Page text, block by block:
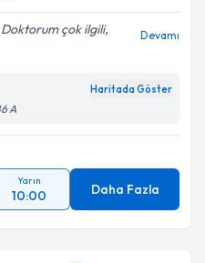
çok ilgili,
Devamı
Haritada Göster
A
Yarın
10:00 Daha Fazla